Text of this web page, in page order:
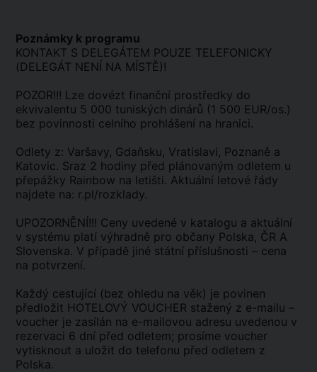
Poznámky k programu
KONTAKT S DELEGÁTEM POUZE TELEFONICKY
(DELEGÁT NENÍ NA MÍSTĚ)!
POZOR!!! Lze dovézt finanční prostředky do
ekvivalentu 5 000 tuniských dinárů (1 500 EUR/os.)
bez povinnosti celního prohlášení na hranici.
Odlety z: Varšavy, Gdaňsku, Vratislavi, Poznaně a
Katovic. Sraz 2 hodiny před plánovaným odletem u
přepážky Rainbow na letišti. Aktuální letové řády
najdete na: r.pl/rozklady.
UPOZORNĚNÍ!!! Ceny uvedené v katalogu a aktuální
v systému platí výhradně pro občany Polska, ČR A
Slovenska. V případě jiné státní příslušnosti – cena
na potvrzení.
Každý cestující (bez ohledu na věk) je povinen
předložit HOTELOVÝ VOUCHER stažený z e-mailu –
voucher je zasílán na e-mailovou adresu uvedenou v
rezervaci 6 dní před odletem; prosíme voucher
vytisknout a uložit do telefonu před odletem z
Polska.